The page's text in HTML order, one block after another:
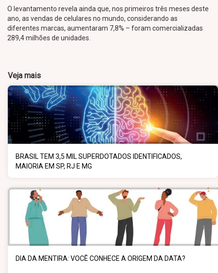
O levantamento revela ainda que, nos primeiros três meses deste
ano, as vendas de celulares no mundo, considerando as
diferentes marcas, aumentaram 7,8% – foram comercializadas
289,4 milhões de unidades.
Veja mais
BRASIL TEM 3,5 MIL SUPERDOTADOS IDENTIFICADOS,
MAIORIA EM SP, RJ E MG
DIA DA MENTIRA: VOCÊ CONHECE A ORIGEM DA DATA?